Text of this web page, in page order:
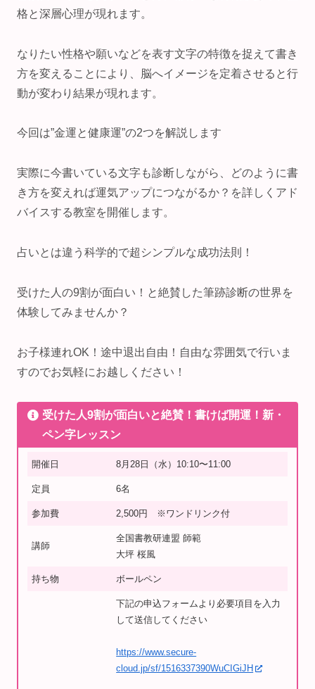
格と深層心理が現れます。
なりたい性格や願いなどを表す文字の特徴を捉えて書き
方を変えることにより、脳へイメージを定着させると行
動が変わり結果が現れます。
今回は”金運と健康運”の2つを解説します
実際に今書いている文字も診断しながら、どのように書
き方を変えれば運気アップにつながるか？を詳しくアド
バイスする教室を開催します。
占いとは違う科学的で超シンプルな成功法則！
受けた人の9割が面白い！と絶賛した筆跡診断の世界を
体験してみませんか？
お子様連れOK！途中退出自由！自由な雰囲気で行いま
すのでお気軽にお越しください！
⁡⁡受けた人9割が面白いと絶賛！書けば開運！新・
ペン字レッスン
開催日 8月28日（水）10:10〜11:00
定員 6名
参加費 2,500円 ※ワンドリンク付
講師
全国書教研連盟 師範
大坪 桜風
持ち物 ボールペン
下記の申込フォームより必要項目を入力
して送信してください
https://www.secure-
cloud.jp/sf/1516337390WuCIGiJH